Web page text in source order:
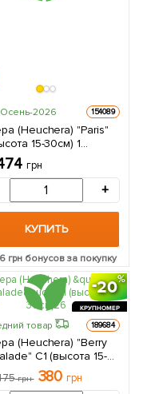
2026 154089
(Heuchera) "Paris"
15-30см) 1
в упаковке
грн
+
КУПИТЬ
грн бонусов за покупку
20
КРУПНОМЕР
товар 189684
(Heuchera) "Berry
С1 (высота 15-
грн 380 грн